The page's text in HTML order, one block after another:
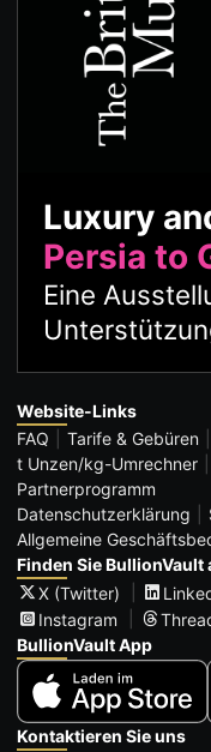
Luxury
Persia to
Eine
Website-Links
FAQ
Tarife & Gebüren
t Unzen/kg-Umrechner
Partnerprogramm
Datenschutzerklärung
Allgemeine
Finden Sie BullionVault
X (Twitter)
Instagram
BullionVault App
Kontaktieren Sie uns